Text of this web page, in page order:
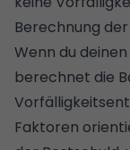
Berechnung
Wenn du
berechnet die
Faktoren